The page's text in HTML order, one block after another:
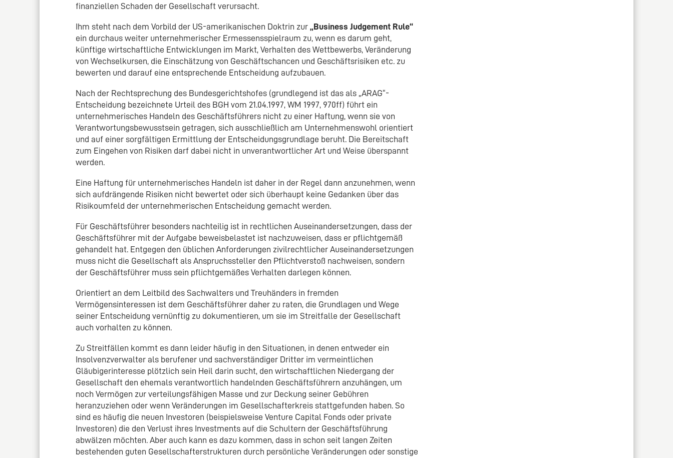
finanziellen Schaden der Gesellschaft verursacht.
Ihm steht nach dem Vorbild der US-amerikanischen Doktrin zur „Business Judgement Rule“
ein durchaus weiter unternehmerischer Ermessensspielraum zu, wenn es darum geht,
künftige wirtschaftliche Entwicklungen im Markt, Verhalten des Wettbewerbs, Veränderung
von Wechselkursen, die Einschätzung von Geschäftschancen und Geschäftsrisiken etc. zu
bewerten und darauf eine entsprechende Entscheidung aufzubauen.
Nach der Rechtsprechung des Bundesgerichtshofes (grundlegend ist das als „ARAG“-
Entscheidung bezeichnete Urteil des BGH vom 21.04.1997, WM 1997, 970ff) führt ein
unternehmerisches Handeln des Geschäftsführers nicht zu einer Haftung, wenn sie von
Verantwortungsbewusstsein getragen, sich ausschließlich am Unternehmenswohl orientiert
und auf einer sorgfältigen Ermittlung der Entscheidungsgrundlage beruht. Die Bereitschaft
zum Eingehen von Risiken darf dabei nicht in unverantwortlicher Art und Weise überspannt
werden.
Eine Haftung für unternehmerisches Handeln ist daher in der Regel dann anzunehmen, wenn
sich aufdrängende Risiken nicht bewertet oder sich überhaupt keine Gedanken über das
Risikoumfeld der unternehmerischen Entscheidung gemacht werden.
Für Geschäftsführer besonders nachteilig ist in rechtlichen Auseinandersetzungen, dass der
Geschäftsführer mit der Aufgabe beweisbelastet ist nachzuweisen, dass er pflichtgemäß
gehandelt hat. Entgegen den üblichen Anforderungen zivilrechtlicher Auseinandersetzungen
muss nicht die Gesellschaft als Anspruchssteller den Pflichtverstoß nachweisen, sondern
der Geschäftsführer muss sein pflichtgemäßes Verhalten darlegen können.
Orientiert an dem Leitbild des Sachwalters und Treuhänders in fremden
Vermögensinteressen ist dem Geschäftsführer daher zu raten, die Grundlagen und Wege
seiner Entscheidung vernünftig zu dokumentieren, um sie im Streitfalle der Gesellschaft
auch vorhalten zu können.
Zu Streitfällen kommt es dann leider häufig in den Situationen, in denen entweder ein
Insolvenzverwalter als berufener und sachverständiger Dritter im vermeintlichen
Gläubigerinteresse plötzlich sein Heil darin sucht, den wirtschaftlichen Niedergang der
Gesellschaft den ehemals verantwortlich handelnden Geschäftsführern anzuhängen, um
noch Vermögen zur verteilungsfähigen Masse und zur Deckung seiner Gebühren
heranzuziehen oder wenn Veränderungen im Gesellschafterkreis stattgefunden haben. So
sind es häufig die neuen Investoren (beispielsweise Venture Capital Fonds oder private
Investoren) die den Verlust ihres Investments auf die Schultern der Geschäftsführung
abwälzen möchten. Aber auch kann es dazu kommen, dass in schon seit langen Zeiten
bestehenden guten Gesellschafterstrukturen durch persönliche Veränderungen oder sonstige